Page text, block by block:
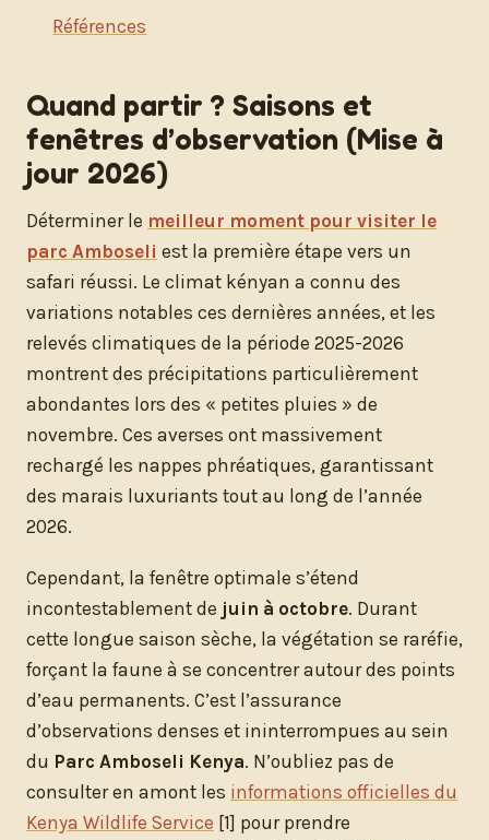
Références
Quand partir ? Saisons et
fenêtres d’observation (Mise à
jour 2026)
Déterminer le meilleur moment pour visiter le
parc Amboseli est la première étape vers un
safari réussi. Le climat kényan a connu des
variations notables ces dernières années, et les
relevés climatiques de la période 2025-2026
montrent des précipitations particulièrement
abondantes lors des « petites pluies » de
novembre. Ces averses ont massivement
rechargé les nappes phréatiques, garantissant
des marais luxuriants tout au long de l’année
2026.
Cependant, la fenêtre optimale s’étend
incontestablement de juin à octobre. Durant
cette longue saison sèche, la végétation se raréfie,
forçant la faune à se concentrer autour des points
d’eau permanents. C’est l’assurance
d’observations denses et ininterrompues au sein
du Parc Amboseli Kenya. N’oubliez pas de
consulter en amont les informations officielles du
Kenya Wildlife Service [1] pour prendre